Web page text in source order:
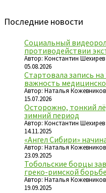
Последние новости
Социальный
противодействии
Автор: Константин Шехирев
05.08.2026
Стартовала запись
важность
Автор: Наталья
15.07.2026
Осторожно, тонкий
зимний период
Автор: Константин Шехирев
14.11.2025
«Ангел Сибири»
Автор: Наталья
23.09.2025
Тобольские борцы
греко-римской
Автор: Наталья
19.09.2025